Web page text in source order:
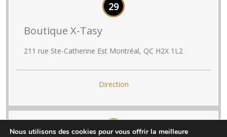
29
Boutique X-Tasy
211 rue Ste-Catherine Est Montréal, QC H2X 1L2
Direction
30
Nous utilisons des cookies pour vous offrir la meilleure